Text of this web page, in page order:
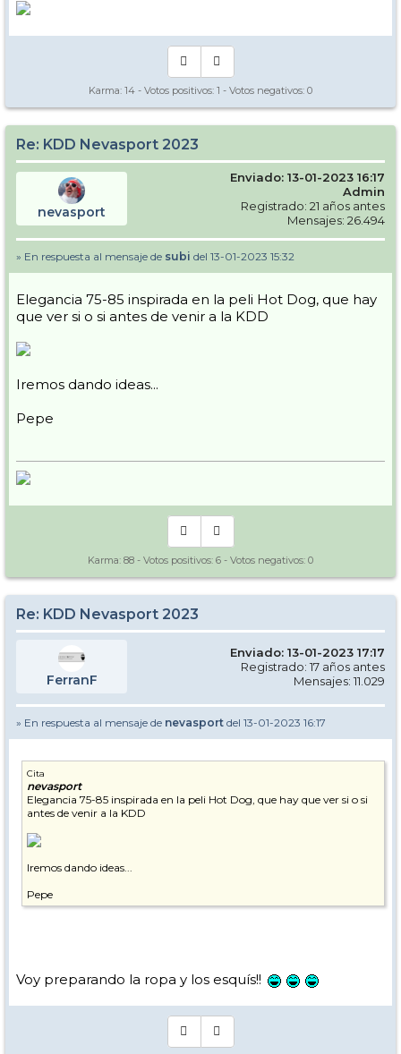
Karma: 14 - Votos positivos: 1 - Votos negativos: 0
Re: KDD Nevasport 2023
nevasport
Enviado: 13-01-2023 16:17
Admin
Registrado: 21 años antes
Mensajes: 26.494
» En respuesta al mensaje de subi del 13-01-2023 15:32
Elegancia 75-85 inspirada en la peli Hot Dog, que hay
que ver si o si antes de venir a la KDD
Iremos dando ideas...
Pepe
Karma: 88 - Votos positivos: 6 - Votos negativos: 0
Re: KDD Nevasport 2023
FerranF
Enviado: 13-01-2023 17:17
Registrado: 17 años antes
Mensajes: 11.029
» En respuesta al mensaje de nevasport del 13-01-2023 16:17
Cita
nevasport
Elegancia 75-85 inspirada en la peli Hot Dog, que hay que ver si o si
antes de venir a la KDD
Iremos dando ideas...
Pepe
Voy preparando la ropa y los esquís!!